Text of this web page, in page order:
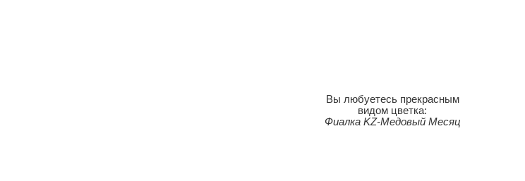
Вы любуетесь прекрасным
видом цветка:
Фиалка KZ-Медовый Месяц